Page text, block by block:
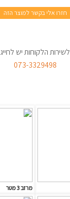
לשירות הלקוחות יש לחייג
073-3329498
מרזב 3 מטר